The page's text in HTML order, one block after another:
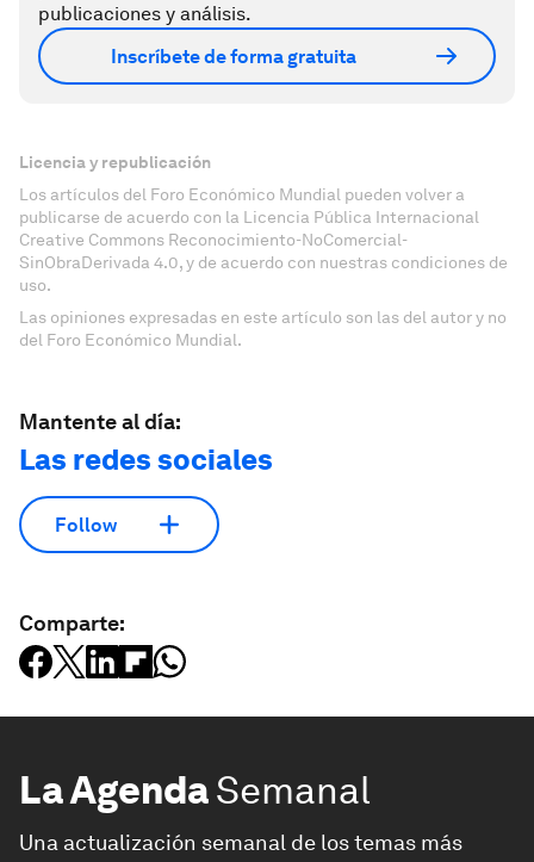
publicaciones y análisis.
Inscríbete de forma gratuita
Licencia y republicación
Los artículos del Foro Económico Mundial pueden volver a
publicarse de acuerdo con la Licencia Pública Internacional
Creative Commons Reconocimiento-NoComercial-
SinObraDerivada 4.0, y de acuerdo con nuestras condiciones de
uso.
Las opiniones expresadas en este artículo son las del autor y no
del Foro Económico Mundial.
Mantente al día:
Las redes sociales
Follow
Comparte:
La AgendaSemanal
Una actualización semanal de los temas más